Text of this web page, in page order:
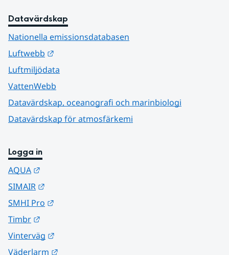
Datavärdskap
Nationella emissionsdatabasen
Luftwebb
Luftmiljödata
VattenWebb
Datavärdskap, oceanografi och marinbiologi
Datavärdskap för atmosfärkemi
Logga in
AQUA
SIMAIR
SMHI Pro
Timbr
Vinterväg
Väderlarm